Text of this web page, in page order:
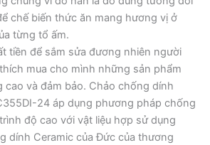
chế biến thức ăn mang hương vị ở
từng tổ ấm.
tiền để sắm sửa đương nhiên người
mua cho mình những sản phẩm
cao và đảm bảo. Chảo chống dính
24 áp dụng phương pháp chống
độ cao với vật liệu hợp sử dụng
dính Ceramic của Đức của thương